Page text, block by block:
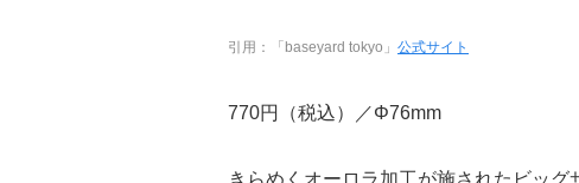
引用：「baseyard tokyo」 公式サイト
770円（税込）／Φ76mm
きらめくオーロラ加工が施されたビッ